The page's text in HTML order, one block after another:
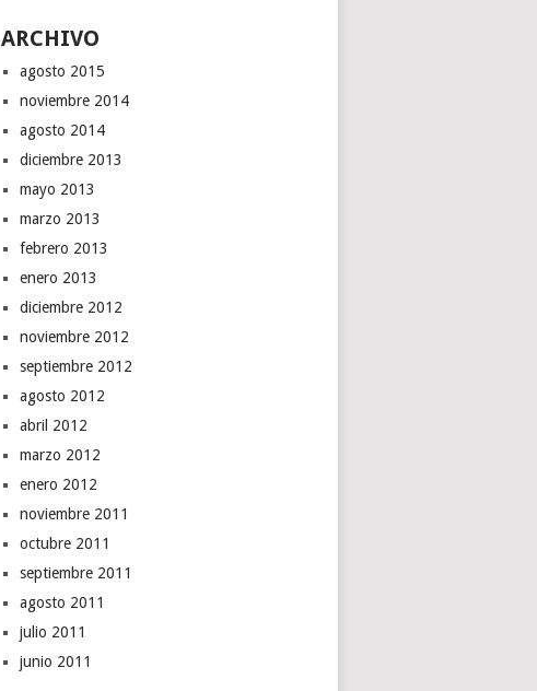
ARCHIVO
agosto 2015
noviembre 2014
agosto 2014
diciembre 2013
mayo 2013
marzo 2013
febrero 2013
enero 2013
diciembre 2012
noviembre 2012
septiembre 2012
agosto 2012
abril 2012
marzo 2012
enero 2012
noviembre 2011
octubre 2011
septiembre 2011
agosto 2011
julio 2011
junio 2011